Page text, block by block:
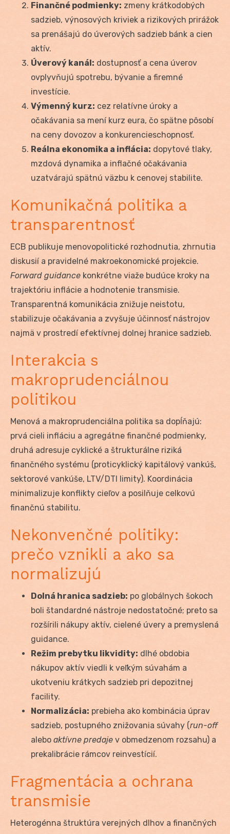
Finančné podmienky: zmeny krátkodobých
sadzieb, výnosových kriviek a rizikových prirážok
sa prenášajú do úverových sadzieb bánk a cien
aktív.
Úverový kanál: dostupnosť a cena úverov
ovplyvňujú spotrebu, bývanie a firemné
investície.
Výmenný kurz: cez relatívne úroky a
očakávania sa mení kurz eura, čo spätne pôsobí
na ceny dovozov a konkurencieschopnosť.
Reálna ekonomika a inflácia: dopytové tlaky,
mzdová dynamika a inflačné očakávania
uzatvárajú spätnú väzbu k cenovej stabilite.
Komunikačná politika a
transparentnosť
ECB publikuje menovopolitické rozhodnutia, zhrnutia
diskusií a pravidelné makroekonomické projekcie.
Forward guidance konkrétne viaže budúce kroky na
trajektóriu inflácie a hodnotenie transmisie.
Transparentná komunikácia znižuje neistotu,
stabilizuje očakávania a zvyšuje účinnosť nástrojov
najmä v prostredí efektívnej dolnej hranice sadzieb.
Interakcia s
makroprudenciálnou
politikou
Menová a makroprudenciálna politika sa dopĺňajú:
prvá cieli infláciu a agregátne finančné podmienky,
druhá adresuje cyklické a štrukturálne riziká
finančného systému (proticyklický kapitálový vankúš,
sektorové vankúše, LTV/DTI limity). Koordinácia
minimalizuje konflikty cieľov a posilňuje celkovú
finančnú stabilitu.
Nekonvenčné politiky:
prečo vznikli a ako sa
normalizujú
Dolná hranica sadzieb: po globálnych šokoch
boli štandardné nástroje nedostatočné; preto sa
rozšírili nákupy aktív, cielené úvery a premyslená
guidance.
Režim prebytku likvidity: dlhé obdobia
nákupov aktív viedli k veľkým súvahám a
ukotveniu krátkych sadzieb pri depozitnej
facility.
Normalizácia: prebieha ako kombinácia úprav
sadzieb, postupného znižovania súvahy (run-off
alebo aktívne predaje v obmedzenom rozsahu) a
prekalibrácie rámcov reinvestícií.
Fragmentácia a ochrana
transmisie
Heterogénna štruktúra verejných dlhov a finančných